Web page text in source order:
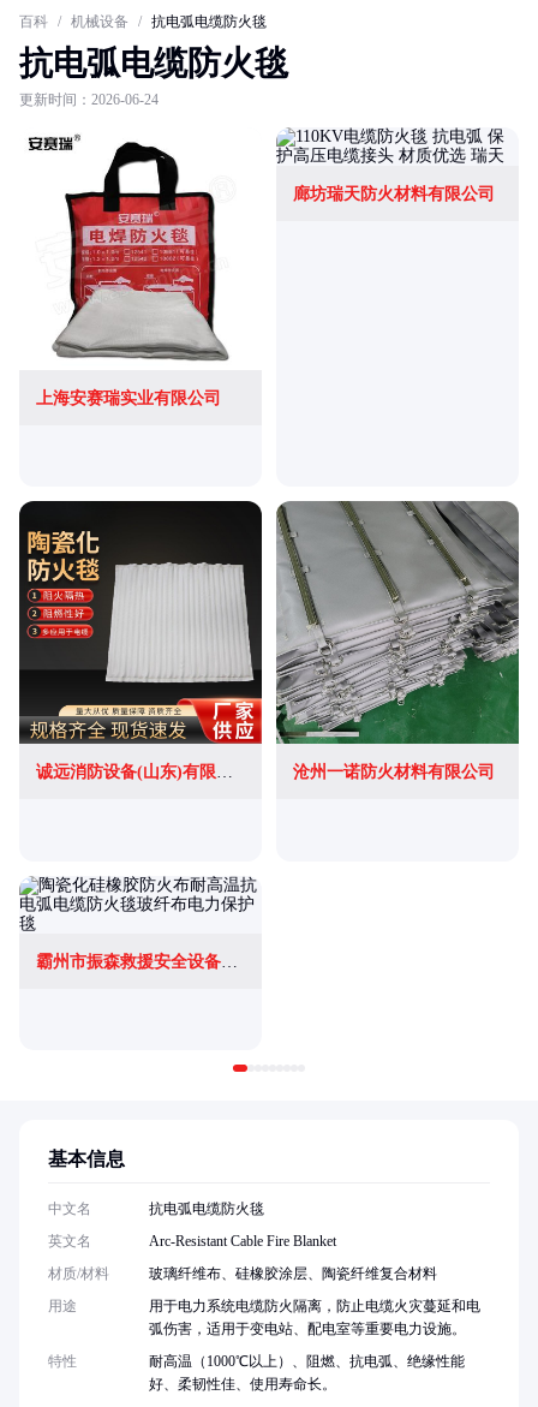
百科 / 机械设备 / 抗电弧电缆防火毯
抗电弧电缆防火毯
更新时间：2026-06-24
上海安赛瑞实业有限公司
廊坊瑞天防火材料有限公司
诚远消防设备(山东)有限公司 沧州一诺防火材料有限公司
基本信息
中文名
抗电弧电缆防火毯
英文名
Arc-Resistant Cable Fire Blanket
材质/材料
玻璃纤维布、硅橡胶涂层、陶瓷纤维复合材料
用途
用于电力系统电缆防火隔离，防止电缆火灾蔓延和电
弧伤害，适用于变电站、配电室等重要电力设施。
特性
耐高温（1000℃以上）、阻燃、抗电弧、绝缘性能
好、柔韧性佳、使用寿命长。